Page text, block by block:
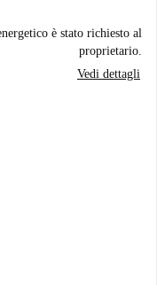
è stato richiesto al
proprietario.
Vedi dettagli